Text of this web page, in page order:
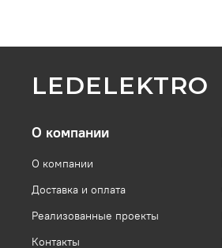
LEDELEKTRO
О компании
О компании
Доставка и оплата
Реализованные проекты
Контакты